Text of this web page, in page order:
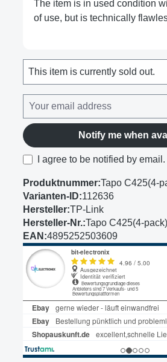
The item is in used condition
of use, but is technically
This item is currently sold out.
Notify me when
I agree to be notified by email.
Produktnummer:Tapo C425(4-
Varianten-ID:112636
Hersteller:TP-Link
Hersteller-Nr.:Tapo C425(4-
EAN:4895252503609